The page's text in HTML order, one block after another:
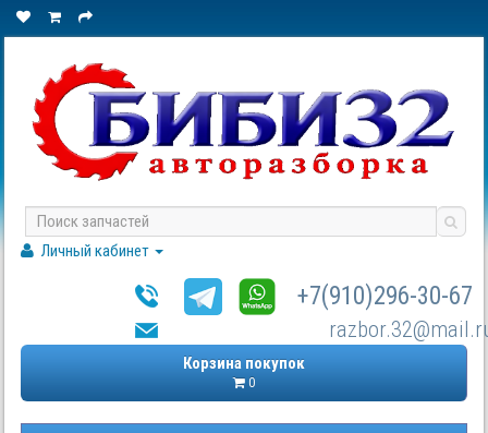
Личный кабинет
+7(910)296-30-67
Корзина покупок
0